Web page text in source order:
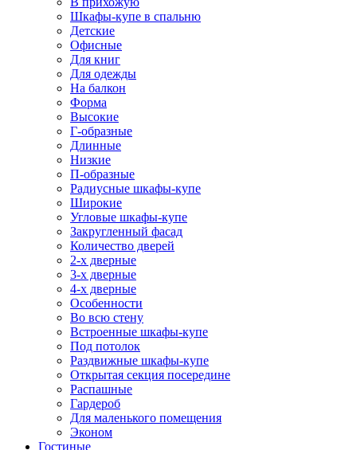
Шкафы-купе в спальню
Детские
Офисные
Для книг
Для одежды
На балкон
Форма
Высокие
Г-образные
Длинные
Низкие
П-образные
Радиусные шкафы-купе
Широкие
Угловые шкафы-купе
Закругленный фасад
Количество дверей
2-х дверные
3-х дверные
4-х дверные
Особенности
Во всю стену
Встроенные шкафы-купе
Под потолок
Раздвижные шкафы-купе
Открытая секция посередине
Распашные
Гардероб
Для маленького помещения
Эконом
Гостиные